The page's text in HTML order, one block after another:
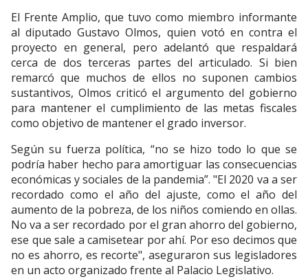
El Frente Amplio, que tuvo como miembro informante
al diputado Gustavo Olmos, quien votó en contra el
proyecto en general, pero adelantó que respaldará
cerca de dos terceras partes del articulado. Si bien
remarcó que muchos de ellos no suponen cambios
sustantivos, Olmos criticó el argumento del gobierno
para mantener el cumplimiento de las metas fiscales
como objetivo de mantener el grado inversor.
Según su fuerza política, “no se hizo todo lo que se
podría haber hecho para amortiguar las consecuencias
económicas y sociales de la pandemia”. "El 2020 va a ser
recordado como el año del ajuste, como el año del
aumento de la pobreza, de los niños comiendo en ollas.
No va a ser recordado por el gran ahorro del gobierno,
ese que sale a camisetear por ahí. Por eso decimos que
no es ahorro, es recorte", aseguraron sus legisladores
en un acto organizado frente al Palacio Legislativo.